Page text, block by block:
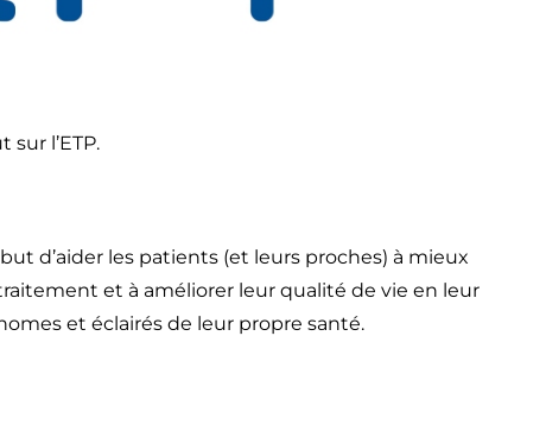
l’ETP.
d’aider les patients (et leurs proches) à mieux
et à améliorer leur qualité de vie en leur
et éclairés de leur propre santé.